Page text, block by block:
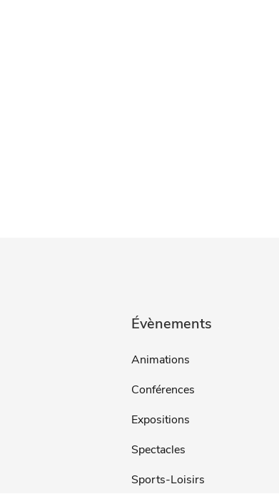
Évènements
Animations
Conférences
Expositions
Spectacles
Sports-Loisirs